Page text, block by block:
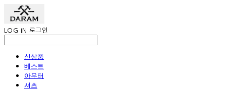
LOG IN 로그인
신상품
베스트
아우터
셔츠